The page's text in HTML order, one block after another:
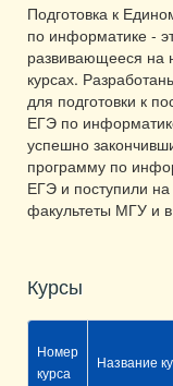
Подготовка к
по информатике -
развивающееся на
курсах.
для подготовки к
ЕГЭ по
успешно
программу по
ЕГЭ и поступили
факультеты МГУ и в
Курсы
Номер
курса
Название